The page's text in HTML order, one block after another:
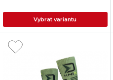
Vybrat variantu